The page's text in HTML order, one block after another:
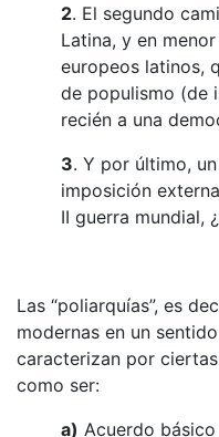
2. El segundo
Latina, y en
europeos latinos,
de populismo (de
recién a una
3. Y por último,
imposición
II guerra mundial,
Las “poliarquías”, es
modernas en un
caracterizan por
como ser:
a) Acuerdo